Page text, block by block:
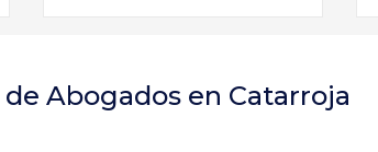
de Abogados en Catarroja